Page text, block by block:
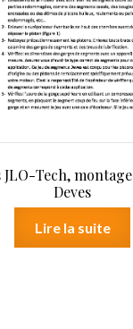
Tech,
Deves
Lire la suite